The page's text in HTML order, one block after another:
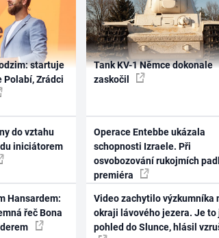
startuje
Polabí, Zrádci
do vztahu
iniciátorem
Hansardem:
řeč Bona
Tank KV-1 Němce dokonale
zaskočil
Operace Entebbe ukázala
schopnosti Izraele. Při
osvobozování rukojmích
premiéra
Video zachytilo výzkumníka
okraji lávového jezera. Je to
pohled do Slunce, hlásil